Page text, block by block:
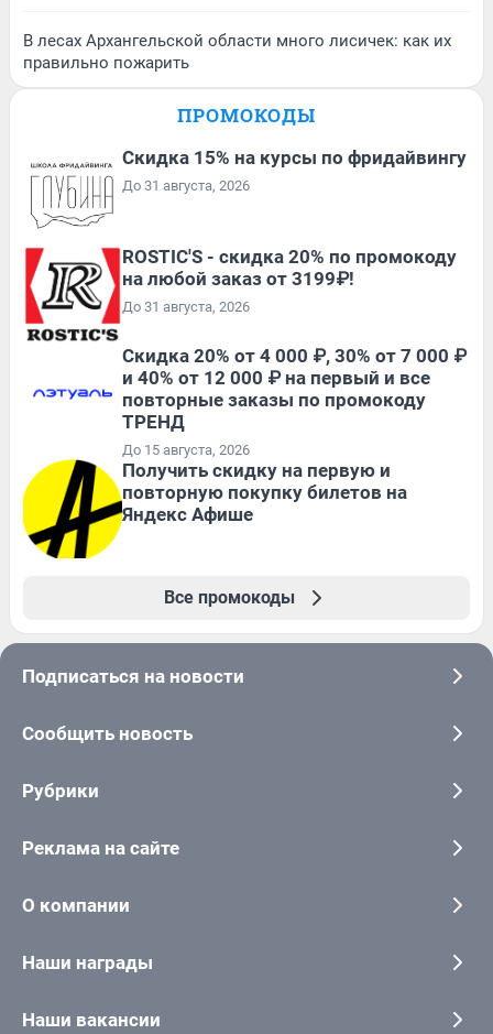
В лесах Архангельской области много лисичек: как их
правильно пожарить
ПРОМОКОДЫ
Скидка 15% на курсы по фридайвингу
До 31 августа, 2026
ROSTIC'S - скидка 20% по промокоду
на любой заказ от 3199₽!
До 31 августа, 2026
Скидка 20% от 4 000 ₽, 30% от 7 000 ₽
и 40% от 12 000 ₽ на первый и все
повторные заказы по промокоду
ТРЕНД
До 15 августа, 2026
Получить скидку на первую и
повторную покупку билетов на
Яндекс Афише
Все промокоды
Подписаться на новости
Сообщить новость
Рубрики
Реклама на сайте
О компании
Наши награды
Наши вакансии